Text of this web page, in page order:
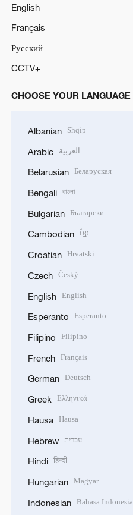
English
Français
Русский
CCTV+
CHOOSE YOUR LANGUAGE
Albanian Shqip
Arabic العربية
Belarusian Беларуская
Bengali বাংলা
Bulgarian Български
Cambodian ខ្មែរ
Croatian Hrvatski
Czech Český
English English
Esperanto Esperanto
Filipino Filipino
French Français
German Deutsch
Greek Ελληνικά
Hausa Hausa
Hebrew עברית
Hindi हिन्दी
Hungarian Magyar
Indonesian Bahasa Indonesia